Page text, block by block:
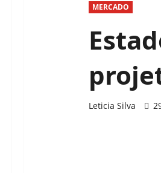
MERCADO
Leticia Silva